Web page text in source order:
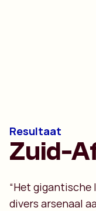
Resultaat
Zuid-
“Het
divers arsenaal